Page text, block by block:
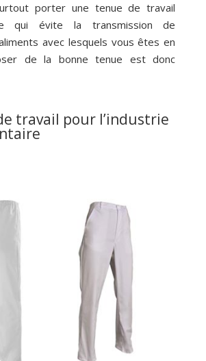
porter une tenue de travail
qui évite la transmission de
avec lesquels vous êtes en
de la bonne tenue est donc
travail pour l’industrie